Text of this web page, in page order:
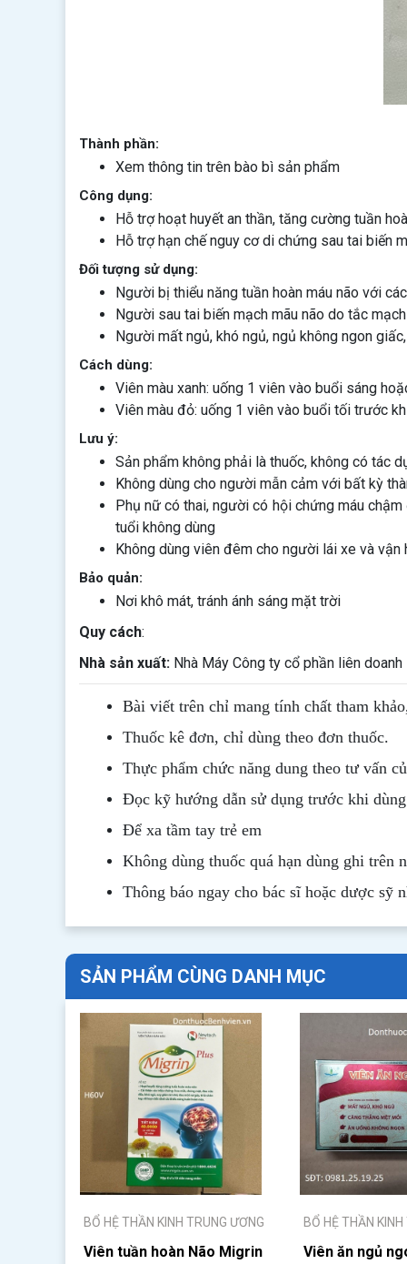
Thành phần:
Xem thông tin trên bào bì sản phẩm
Công dụng:
Hỗ trợ hoạt huyết an thần, tăng cường tuần
Hỗ trợ hạn chế nguy cơ di chứng sau tai biến
Đối tượng sử dụng:
Người bị thiểu năng tuần hoàn máu não với
Người sau tai biến mạch mãu não do tắc mạch
Người mất ngủ, khó ngủ, ngủ không ngon
Cách dùng:
Viên màu xanh: uống 1 viên vào buổi sáng
Viên màu đỏ: uống 1 viên vào buổi tối trước
Lưu ý:
Sản phẩm không phải là thuốc, không có tác
Không dùng cho người mẫn cảm với bất kỳ
Phụ nữ có thai, người có hội chứng máu
tuổi không dùng
Không dùng viên đêm cho người lái xe và vận
Bảo quản:
Nơi khô mát, tránh ánh sáng mặt trời
Quy cách:
Nhà sản xuất: Nhà Máy Công ty cổ phần liên
Bài viết trên chỉ mang tính chất tham
Thuốc kê đơn, chỉ dùng theo đơn thuốc.
Thực phẩm chức năng dung theo tư vấn
Đọc kỹ hướng dẫn sử dụng trước khi dùng
Để xa tầm tay trẻ em
Không dùng thuốc quá hạn dùng ghi trên
Thông báo ngay cho bác sĩ hoặc dược sỹ
SẢN PHẨM CÙNG DANH MỤC
BỔ HỆ THẦN KINH TRUNG ƯƠNG
Viên tuần hoàn Não Migrin
BỔ HỆ THẦN
Viên ăn ngủ